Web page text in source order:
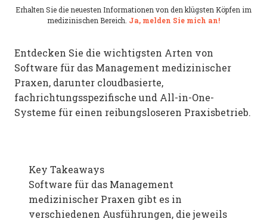
Erhalten Sie die neuesten Informationen von den klügsten Köpfen im
medizinischen Bereich. Ja, melden Sie mich an!
Entdecken Sie die wichtigsten Arten von
Software für das Management medizinischer
Praxen, darunter cloudbasierte,
fachrichtungsspezifische und All-in-One-
Systeme für einen reibungsloseren Praxisbetrieb.
Key Takeaways
Software für das Management
medizinischer Praxen gibt es in
verschiedenen Ausführungen, die jeweils